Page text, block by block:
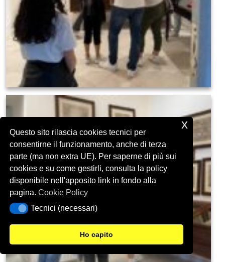
Questo sito rilascia cookies tecnici per
consentirne il funzionamento, anche di terza
parte (ma non extra UE). Per saperne di più sui
cookies e su come gestirli, consulta la policy
disponibile nell'apposito link in fondo alla
pagina.Cookie Policy
Tecnici (necessari)
Tecnici (necessari)
Ho capito
x